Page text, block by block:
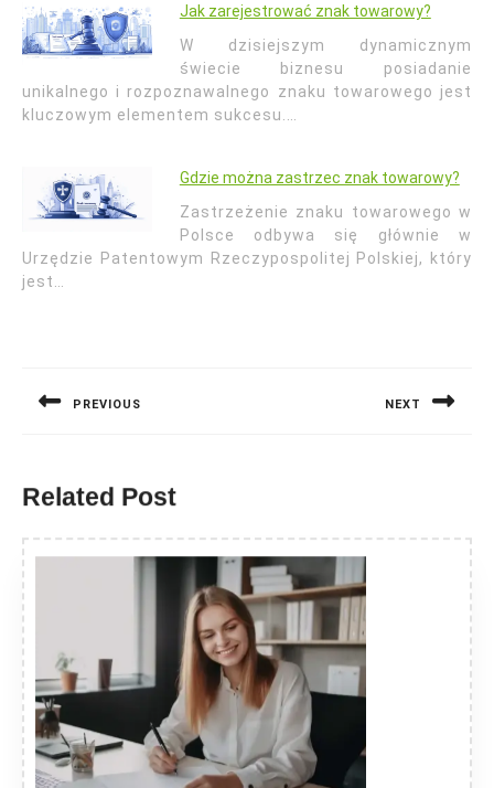
Jak zarejestrować znak towarowy?
W dzisiejszym dynamicznym
świecie biznesu posiadanie
unikalnego i rozpoznawalnego znaku towarowego jest
kluczowym elementem sukcesu.…
Gdzie można zastrzec znak towarowy?
Zastrzeżenie znaku towarowego w
Polsce odbywa się głównie w
Urzędzie Patentowym Rzeczypospolitej Polskiej, który
jest…
PREVIOUS NEXT
Related Post